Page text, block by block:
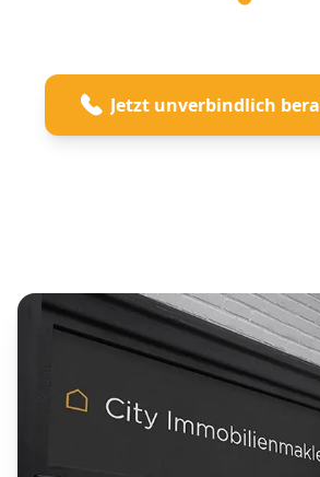
Jetzt unverbindlich